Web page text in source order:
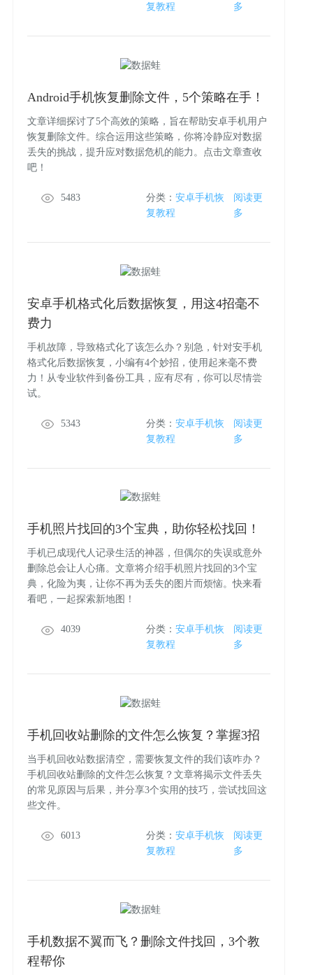
复教程
多
Android手机恢复删除文件，5个策略在手！
文章详细探讨了5个高效的策略，旨在帮助安卓手机用户
恢复删除文件。综合运用这些策略，你将冷静应对数据
丢失的挑战，提升应对数据危机的能力。点击文章查收
吧！
5483 分类： 安卓手机恢
复教程
阅读更
多
安卓手机格式化后数据恢复，用这4招毫不
费力
手机故障，导致格式化了该怎么办？别急，针对安手机
格式化后数据恢复，小编有4个妙招，使用起来毫不费
力！从专业软件到备份工具，应有尽有，你可以尽情尝
试。
5343 分类： 安卓手机恢
复教程
阅读更
多
手机照片找回的3个宝典，助你轻松找回！
手机已成现代人记录生活的神器，但偶尔的失误或意外
删除总会让人心痛。文章将介绍手机照片找回的3个宝
典，化险为夷，让你不再为丢失的图片而烦恼。快来看
看吧，一起探索新地图！
4039 分类： 安卓手机恢
复教程
阅读更
多
手机回收站删除的文件怎么恢复？掌握3招
当手机回收站数据清空，需要恢复文件的我们该咋办？
手机回收站删除的文件怎么恢复？文章将揭示文件丢失
的常见原因与后果，并分享3个实用的技巧，尝试找回这
些文件。
6013 分类： 安卓手机恢
复教程
阅读更
多
手机数据不翼而飞？删除文件找回，3个教
程帮你